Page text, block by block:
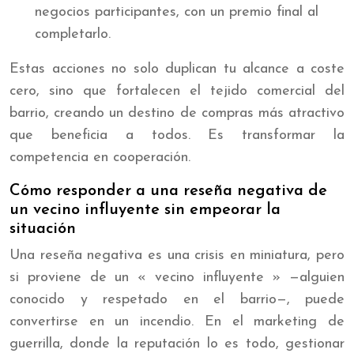
negocios participantes, con un premio final al
completarlo.
Estas acciones no solo duplican tu alcance a coste
cero, sino que fortalecen el tejido comercial del
barrio, creando un destino de compras más atractivo
que beneficia a todos. Es transformar la
competencia en cooperación.
Cómo responder a una reseña negativa de
un vecino influyente sin empeorar la
situación
Una reseña negativa es una crisis en miniatura, pero
si proviene de un « vecino influyente » —alguien
conocido y respetado en el barrio—, puede
convertirse en un incendio. En el marketing de
guerrilla, donde la reputación lo es todo, gestionar